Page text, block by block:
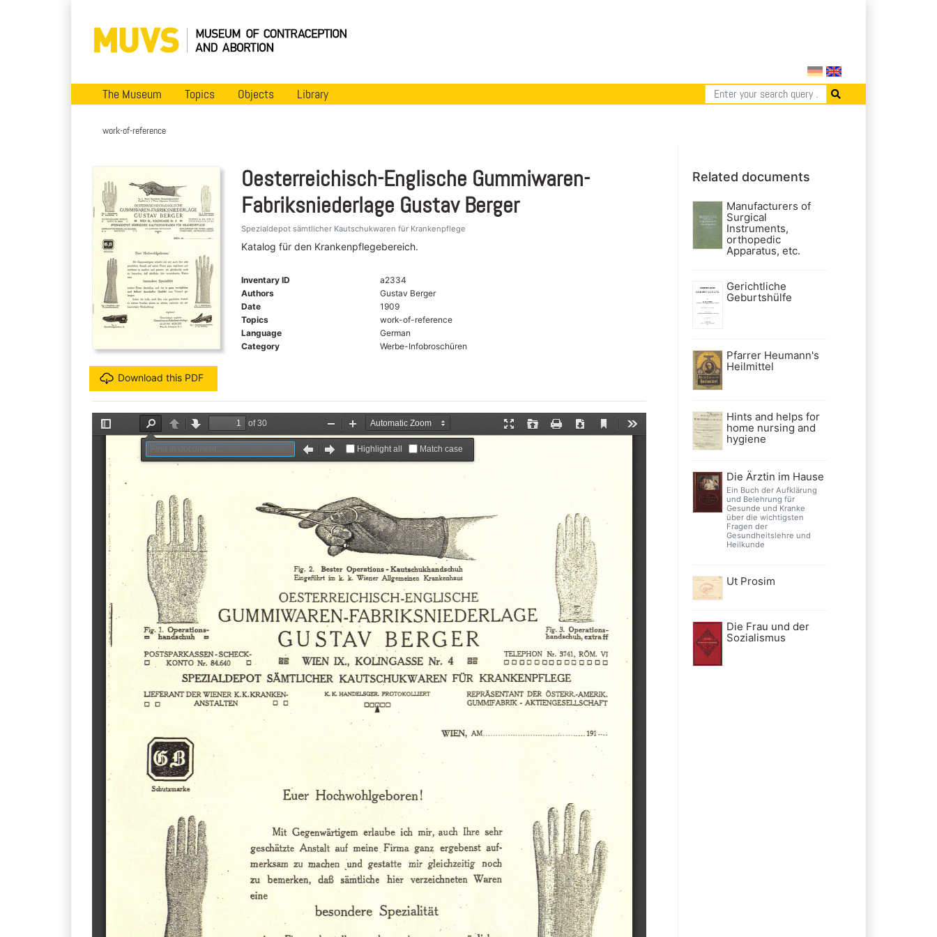
The Museum Topics Objects Library
work-of-reference
Download this PDF
Oesterreichisch-Englische Gummiwaren-
Fabriksniederlage Gustav Berger
Spezialdepot sämtlicher Kautschukwaren für Krankenpflege
Katalog für den Krankenpflegebereich.
Inventary ID
a2334
Authors
Gustav Berger
Date
1909
Topics
work-of-reference
Language
German
Category
Werbe-Infobroschüren
Related documents
Manufacturers of
Surgical
Instruments,
orthopedic
Apparatus, etc.
Gerichtliche
Geburtshülfe
Pfarrer Heumann's
Heilmittel
Hints and helps for
home nursing and
hygiene
Die Ärztin im Hause
Ein Buch der Aufklärung
und Belehrung für
Gesunde und Kranke
über die wichtigsten
Fragen der
Gesundheitslehre und
Heilkunde
Ut Prosim
Die Frau und der
Sozialismus